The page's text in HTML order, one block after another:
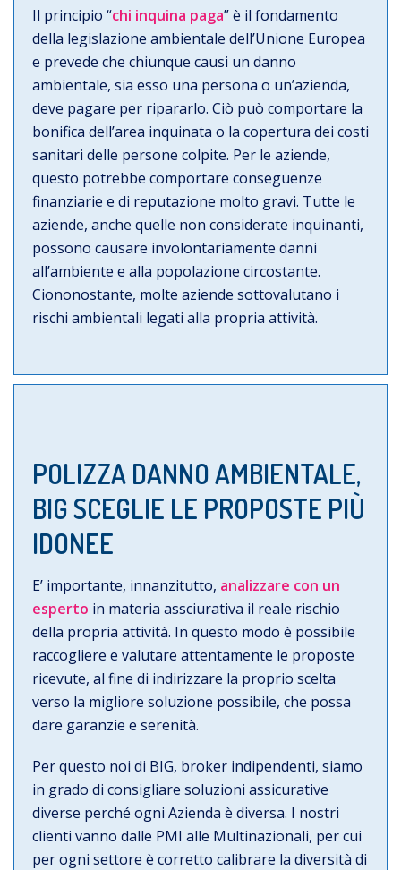
Il principio “chi inquina paga” è il fondamento
della legislazione ambientale dell’Unione Europea
e prevede che chiunque causi un danno
ambientale, sia esso una persona o un’azienda,
deve pagare per ripararlo. Ciò può comportare la
bonifica dell’area inquinata o la copertura dei costi
sanitari delle persone colpite. Per le aziende,
questo potrebbe comportare conseguenze
finanziarie e di reputazione molto gravi. Tutte le
aziende, anche quelle non considerate inquinanti,
possono causare involontariamente danni
all’ambiente e alla popolazione circostante.
Ciononostante, molte aziende sottovalutano i
rischi ambientali legati alla propria attività.
POLIZZA DANNO AMBIENTALE,
BIG SCEGLIE LE PROPOSTE PIÙ
IDONEE
E’ importante, innanzitutto, analizzare con un
esperto in materia assciurativa il reale rischio
della propria attività. In questo modo è possibile
raccogliere e valutare attentamente le proposte
ricevute, al fine di indirizzare la proprio scelta
verso la migliore soluzione possibile, che possa
dare garanzie e serenità.
Per questo noi di BIG, broker indipendenti, siamo
in grado di consigliare soluzioni assicurative
diverse perché ogni Azienda è diversa. I nostri
clienti vanno dalle PMI alle Multinazionali, per cui
per ogni settore è corretto calibrare la diversità di